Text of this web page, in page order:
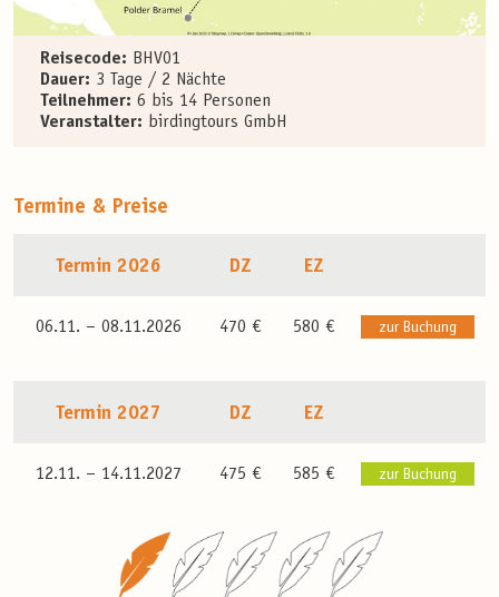
Reisecode: BHV01
Dauer: 3 Tage / 2 Nächte
Teilnehmer: 6 bis 14 Personen
Veranstalter: birdingtours GmbH
Termine & Preise
Termin 2026 DZ EZ
06.11. – 08.11.2026 470 € 580 € zur Buchung
Termin 2027 DZ EZ
12.11. – 14.11.2027 475 € 585 € zur Buchung